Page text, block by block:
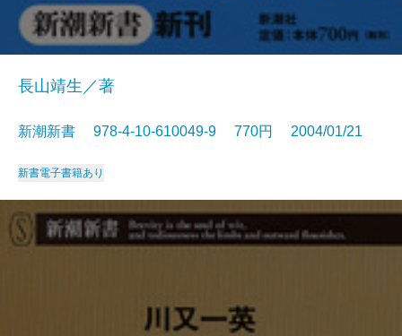
長山靖生／著
新潮新書 978-4-10-610049-9 770円 2004/01/21
新書電子書籍あり